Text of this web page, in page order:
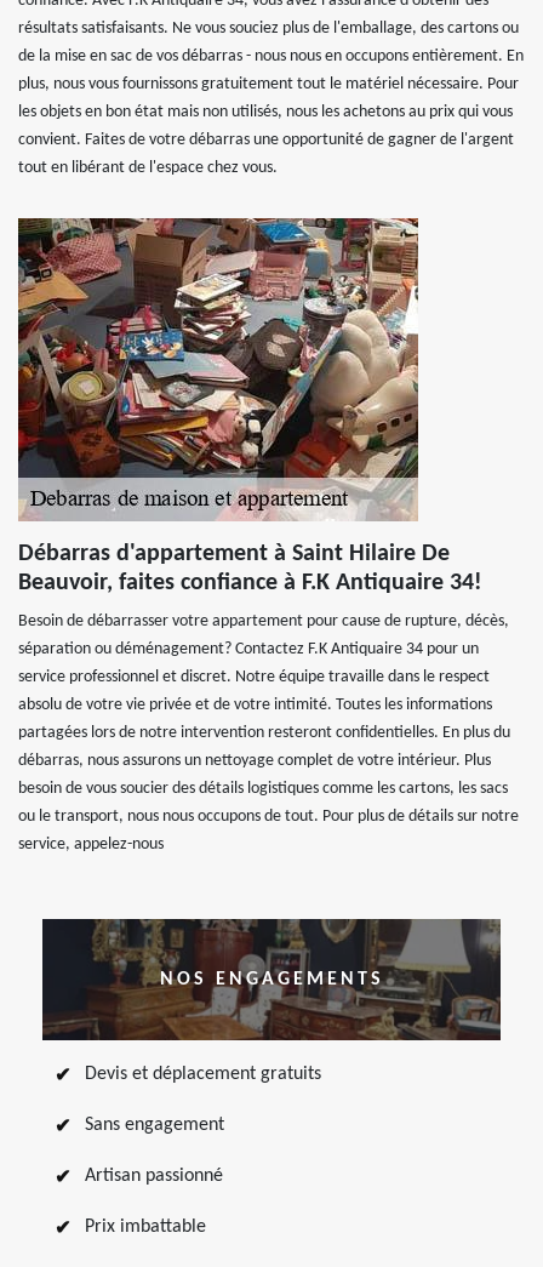
résultats satisfaisants. Ne vous souciez plus de l'emballage, des cartons ou
de la mise en sac de vos débarras - nous nous en occupons entièrement. En
plus, nous vous fournissons gratuitement tout le matériel nécessaire. Pour
les objets en bon état mais non utilisés, nous les achetons au prix qui vous
convient. Faites de votre débarras une opportunité de gagner de l'argent
tout en libérant de l'espace chez vous.
Débarras d'appartement à Saint Hilaire De
Beauvoir, faites confiance à F.K Antiquaire 34!
Besoin de débarrasser votre appartement pour cause de rupture, décès,
séparation ou déménagement? Contactez F.K Antiquaire 34 pour un
service professionnel et discret. Notre équipe travaille dans le respect
absolu de votre vie privée et de votre intimité. Toutes les informations
partagées lors de notre intervention resteront confidentielles. En plus du
débarras, nous assurons un nettoyage complet de votre intérieur. Plus
besoin de vous soucier des détails logistiques comme les cartons, les sacs
ou le transport, nous nous occupons de tout. Pour plus de détails sur notre
service, appelez-nous
NOS ENGAGEMENTS
Devis et déplacement gratuits
Sans engagement
Artisan passionné
Prix imbattable